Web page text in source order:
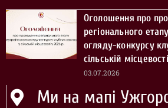
Оголошення про
регіонального
огляду-конкурсу
сільській
03.07.2026
Ми на мапі